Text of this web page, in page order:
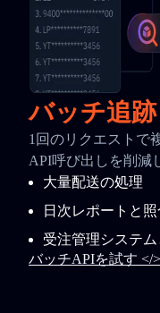
バッチ追跡
1回のリクエストで
API呼び出しを削減
大量配送の処理
日次レポートと
受注管理システ
バッチAPIを試す </>